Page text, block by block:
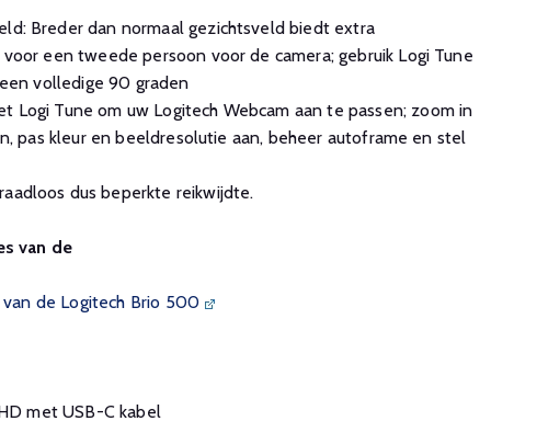
Breder dan normaal gezichtsveld biedt extra
een tweede persoon voor de camera; gebruik Logi Tune
volledige 90 graden
Logi Tune om uw Logitech Webcam aan te passen; zoom in
pas kleur en beeldresolutie aan, beheer autoframe en stel
dus beperkte reikwijdte.
van de
de Logitech Brio 500
met USB-C kabel